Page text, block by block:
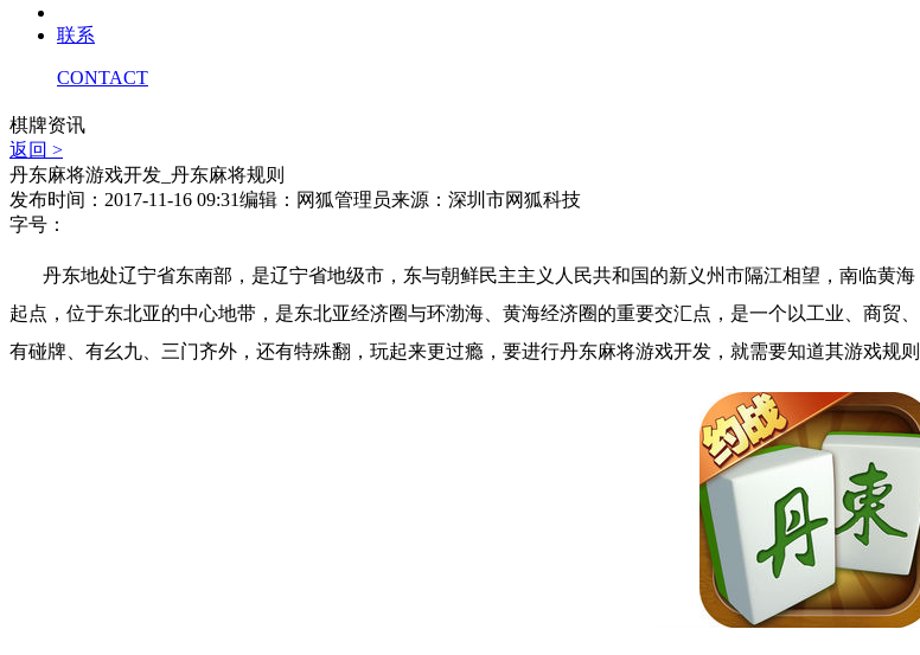
联系
CONTACT
棋牌资讯
返回 >
丹东麻将游戏开发_丹东麻将规则
发布时间：2017-11-16 09:31编辑：网狐管理员来源：深圳市网狐科技
字号：
丹东地处辽宁省东南部，是辽宁省地级市，东与朝鲜民主主义人民共和国的新义州市隔江相望，南临黄
起点，位于东北亚的中心地带，是东北亚经济圈与环渤海、黄海经济圈的重要交汇点，是一个以工业、商贸
有碰牌、有幺九、三门齐外，还有特殊翻，玩起来更过瘾，要进行丹东麻将游戏开发，就需要知道其游戏规